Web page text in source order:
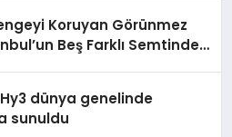
Koruyan Görünmez
Beş Farklı Semtinde
dünya genelinde
sunuldu